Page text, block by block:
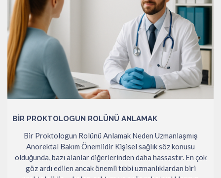
BIR PROKTOLOGUN ROLÜNÜ ANLAMAK
Bir Proktologun Rolünü Anlamak Neden Uzmanlaşmış
Anorektal Bakım Önemlidir Kişisel sağlık söz konusu
olduğunda, bazı alanlar diğerlerinden daha hassastır. En çok
göz ardı edilen ancak önemli tıbbi uzmanlıklardan biri